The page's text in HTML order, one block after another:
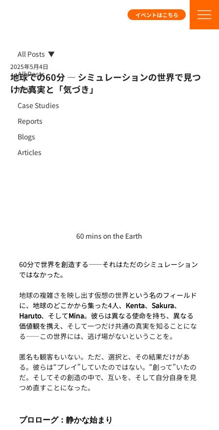
イベントはこちら
All Posts
NEWS
Case Studies
Reports
Blogs
Articles
All Posts
地球での60分 ― シミュレーションの世界で見つ
けた真実と「気づき」
2025年5月4日
60 mins on the Earth
60分で世界を創造する——それはただのシミュレーション
ではなかった。
地球の複雑さを映し出す仮想の世界という名のフィールド
に、地球のどこかから集った4人、 Kenta、 Sakura、
Haruto、そしてMina。彼らは異なる使命を持ち、異なる
価値観を携え、 そして一つだけ共通の真実を知ることにな
る——この世界には、逃げ場がないということを。
匿名も観客もいない。ただ、選択と、その結果だけがあ
る。彼らは“プレイ”していたのではない。“創って”いたの
だ。そしてその創造の中で、互いを、そして自分自身を見
つめ直すことになった。
プロローグ：静かな始まり